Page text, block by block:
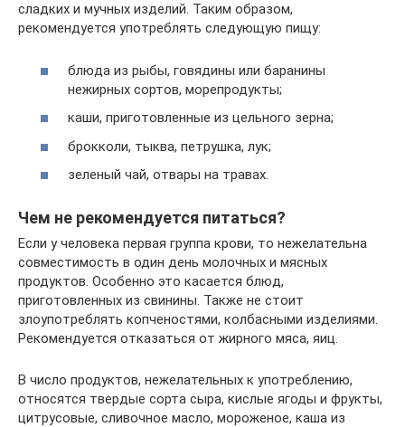
сладких и мучных изделий. Таким образом,
рекомендуется употреблять следующую пищу:
блюда из рыбы, говядины или баранины
нежирных сортов, морепродукты;
каши, приготовленные из цельного зерна;
брокколи, тыква, петрушка, лук;
зеленый чай, отвары на травах.
Чем не рекомендуется питаться?
Если у человека первая группа крови, то нежелательна
совместимость в один день молочных и мясных
продуктов. Особенно это касается блюд,
приготовленных из свинины. Также не стоит
злоупотреблять копченостями, колбасными изделиями.
Рекомендуется отказаться от жирного мяса, яиц.
В число продуктов, нежелательных к употреблению,
относятся твердые сорта сыра, кислые ягоды и фрукты,
цитрусовые, сливочное масло, мороженое, каша из